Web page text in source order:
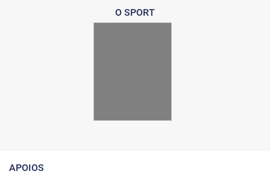
O SPORT
APOIOS